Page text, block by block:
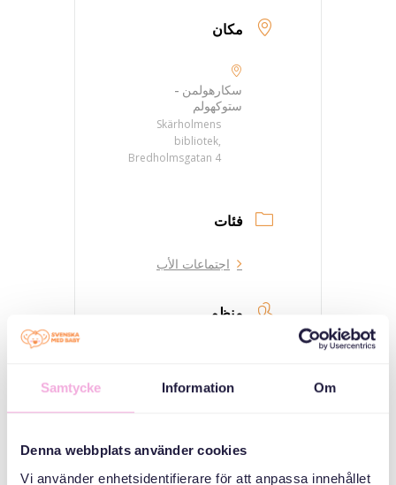
Samtycke Information Om
Denna webbplats använder cookies
Vi använder enhetsidentifierare för att anpassa innehållet
مكان
سكارهولمن -
ستوكهولم
Skärholmens
bibliotek,
Bredholmsgatan 4
فئات
اجتماعات الأب
منظم